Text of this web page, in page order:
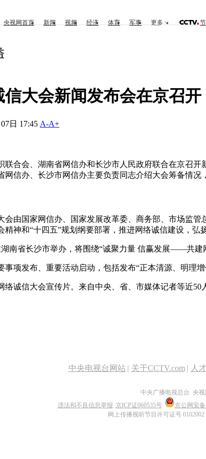
央视网首页 新闻 视频 经济 体育 军事 更多
信大会新闻发布会在京召开
日 17:45 A-A+
联合会、湖南省网信办和长沙市人民政府联合在京召
网信办、长沙市网信办主要负责同志介绍大会筹备情况
会由国家网信办、国家发展改革委、商务部、市场监
精神和“十四五”规划纲要部署，推进网络诚信建设，
南省长沙市举办，将围绕“诚聚力量 信赢发展——共
项发布、重要活动启动，包括发布“正本清源、明理
络诚信大会宣传片。来自中央、省、市媒体记者等近50
中央电视台网站 | 关于CCTV.com | 人
中央广播电视总台 央
违法和不良信息举报 京ICP证060535号 京公网安备
网上传播视听节目许可证号